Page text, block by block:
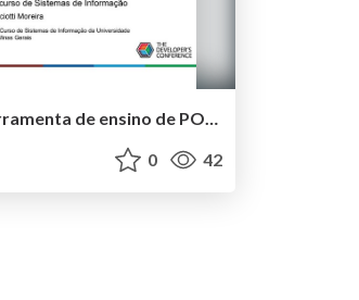
Python como ferramenta de ensino de POO no curso de Sistemas de Informação
0 42